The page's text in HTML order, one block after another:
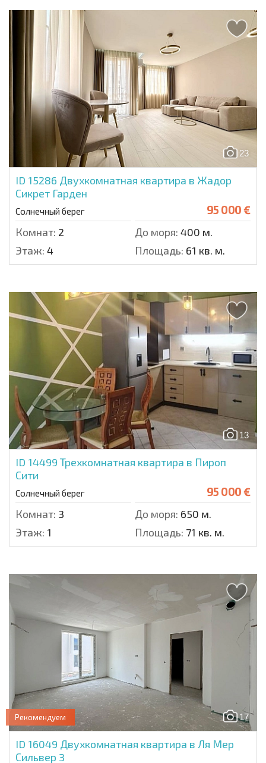
23
ID 15286 Двухкомнатная квартира в Жадор
Сикрет Гарден
Солнечный берег 95 000 €
Комнат: 2 До моря: 400 м.
Этаж: 4 Площадь: 61 кв. м.
13
ID 14499 Трехкомнатная квартира в Пироп
Сити
Солнечный берег 95 000 €
Комнат: 3 До моря: 650 м.
Этаж: 1 Площадь: 71 кв. м.
17
Рекомендуем
ID 16049 Двухкомнатная квартира в Ля Мер
Сильвер 3